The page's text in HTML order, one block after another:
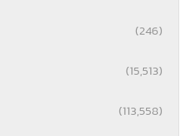
(246)
(15,513)
(113,558)